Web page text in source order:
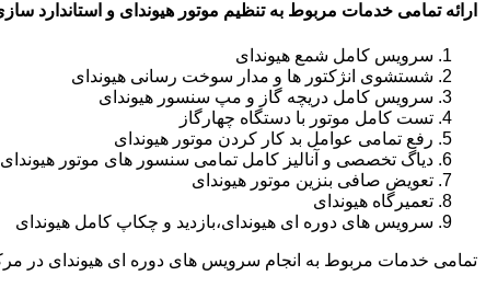
ارائه تمامی خدمات مربوط به تنظیم موتور هیوندای و استاندارد
سرویس کامل شمع هیوندای
شستشوی انژکتور ها و مدار سوخت رسانی هیوندای
سرویس کامل دریچه گاز و مپ سنسور هیوندای
تست کامل موتور با دستگاه چهارگاز
رفع تمامی عوامل بد کار کردن موتور هیوندای
دیاگ تخصصی و آنالیز کامل تمامی سنسور های موتور هیوندای
تعویض صافی بنزین موتور هیوندای
تعمیرگاه هیوندای
سرویس های دوره ای هیوندای،بازدید و چکاپ کامل هیوندای
تمامی خدمات مربوط به انجام سرویس های دوره ای هیوندای در